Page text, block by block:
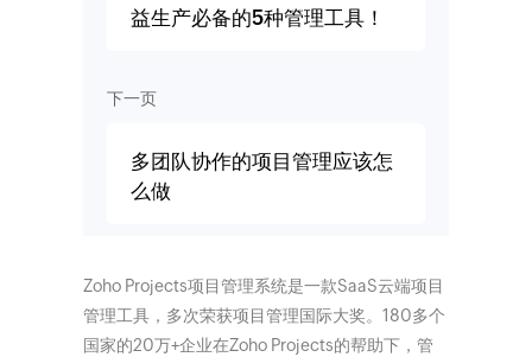
益生产必备的5种管理工具！
下一页
多团队协作的项目管理应该怎
么做
Zoho Projects项目管理系统是一款SaaS云端项目
管理工具，多次荣获项目管理国际大奖。180多个
国家的20万+企业在Zoho Projects的帮助下，管